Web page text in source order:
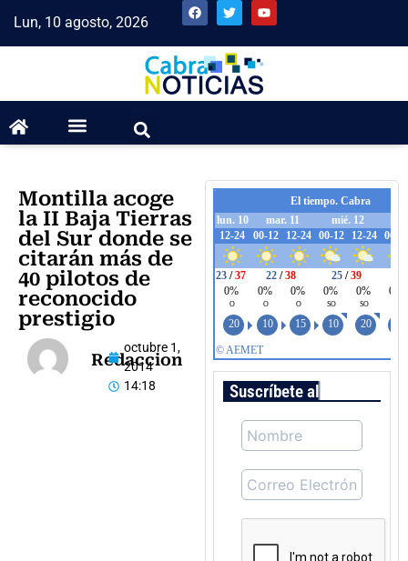
Lun, 10 agosto, 2026
Montilla acoge
la II Baja Tierras
del Sur donde se
citarán más de
40 pilotos de
reconocido
prestigio
Redaccion
octubre 1,
2014
14:18
Suscríbete al boletín